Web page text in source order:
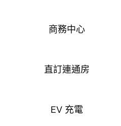
商務中心
直訂連通房
EV 充電